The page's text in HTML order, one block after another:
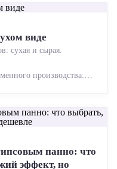
виде
сухая и сырая.
производства:
панно: что
эффект, но